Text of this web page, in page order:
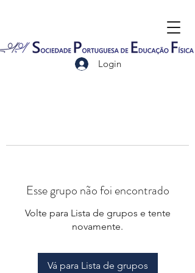
Login
Esse grupo não foi encontrado
Volte para Lista de grupos e tente
novamente.
Vá para Lista de grupos